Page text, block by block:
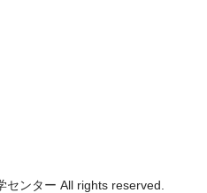
ンター All rights reserved.